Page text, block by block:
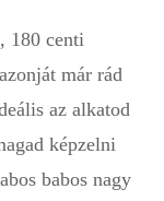
180 centi
már rád
az alkatod
képzelni
babos nagy